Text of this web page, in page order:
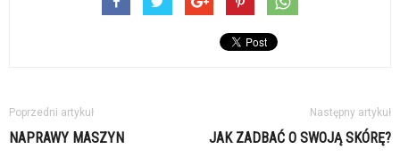
Poprzedni artykuł
NAPRAWY MASZYN
Następny artykuł
JAK ZADBAĆ O SWOJĄ SKÓRĘ?